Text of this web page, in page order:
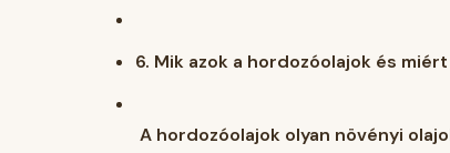
6. Mik azok a hordozóolajok és
A hordozóolajok olyan növényi